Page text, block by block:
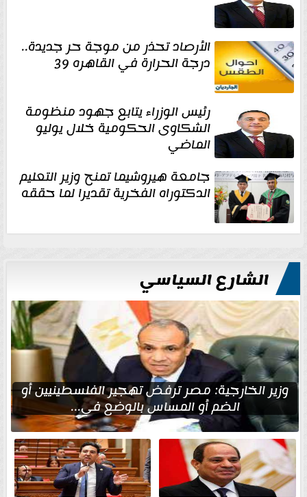
الأرصاد تحذر من موجة حر جديدة..
درجة الحرارة في القاهره 39
رئيس الوزراء يتابع جهود منظومة
الشكاوى الحكومية خلال يوليو
الماضي
جامعة هيروشيما تمنح وزير التعليم
الدكتوراه الفخرية تقديرا لما حققه
الشارع السياسي
وزير الخارجية: مصر ترفض تهجير الفلسطينيين أو
الضم أو المساس بالوضع في...